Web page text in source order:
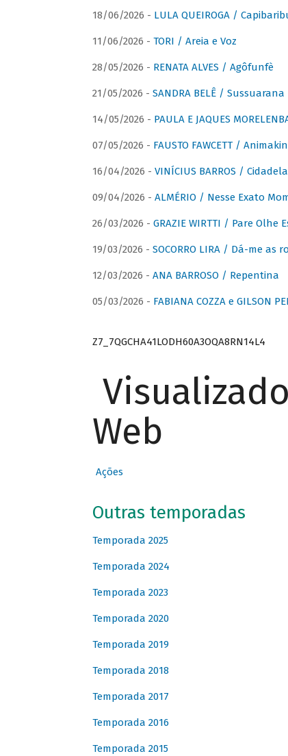
18/06/2026 - LULA QUEIROGA /
11/06/2026 - TORI / Areia e Voz
28/05/2026 - RENATA ALVES / Agôfunfè
21/05/2026 - SANDRA BELÊ / Sussuarana
14/05/2026 - PAULA E JAQUES
07/05/2026 - FAUSTO FAWCETT /
16/04/2026 - VINÍCIUS BARROS / Cidadela
09/04/2026 - ALMÉRIO / Nesse Exato
26/03/2026 - GRAZIE WIRTTI / Pare Olhe
19/03/2026 - SOCORRO LIRA / Dá-me as
12/03/2026 - ANA BARROSO / Repentina
05/03/2026 - FABIANA COZZA e GILSON
Z7_7QGCHA41LODH60A3OQA8RN14L4
Web
Ações
Outras temporadas
Temporada 2025
Temporada 2024
Temporada 2023
Temporada 2020
Temporada 2019
Temporada 2018
Temporada 2017
Temporada 2016
Temporada 2015